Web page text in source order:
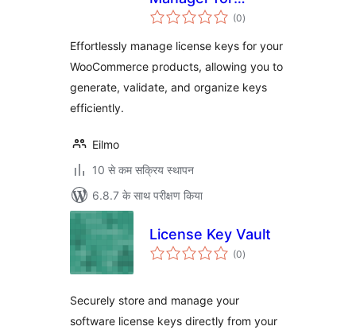
WooCommerce
(0कुल
दर)
Effortlessly manage license keys for your
WooCommerce products, allowing you to
generate, validate, and organize keys
efficiently.
Eilmo
10 से कम सक्रिय स्थापन
6.8.7 के साथ परीक्षण किया
License Key Vault
(0कुल
दर)
Securely store and manage your
software license keys directly from your